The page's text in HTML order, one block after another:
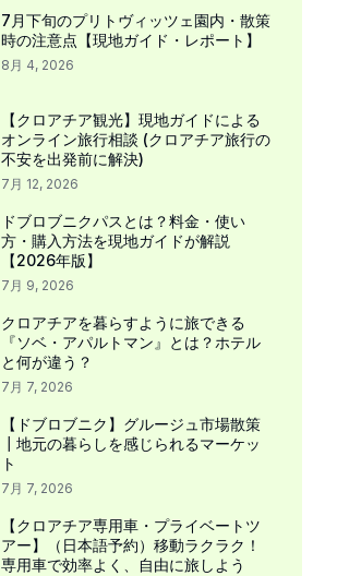
7月下旬のプリトヴィッツェ園内・散策
時の注意点【現地ガイド・レポート】
8月 4, 2026
【クロアチア観光】現地ガイドによる
オンライン旅行相談 (クロアチア旅行の
不安を出発前に解決)
7月 12, 2026
ドブロブニクパスとは？料金・使い
方・購入方法を現地ガイドが解説
【2026年版】
7月 9, 2026
クロアチアを暮らすように旅できる
『ソベ・アパルトマン』とは？ホテル
と何が違う？
7月 7, 2026
【ドブロブニク】グルージュ市場散策
┃地元の暮らしを感じられるマーケッ
ト
7月 7, 2026
【クロアチア専用車・プライベートツ
アー】（日本語予約）移動ラクラク！
専用車で効率よく、自由に旅しよう